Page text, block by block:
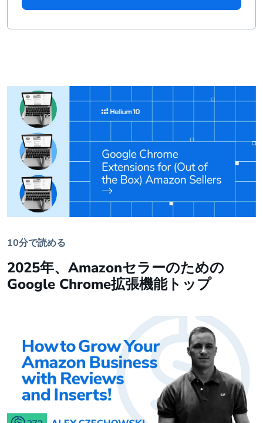
10分で読める
2025年、Amazonセラーのための
Google Chrome拡張機能トップ